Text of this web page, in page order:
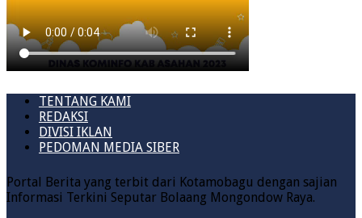
TENTANG KAMI
REDAKSI
DIVISI IKLAN
PEDOMAN MEDIA SIBER
Portal Berita yang terbit dari Kotamobagu dengan sajian
Informasi Terkini Seputar Bolaang Mongondow Raya.